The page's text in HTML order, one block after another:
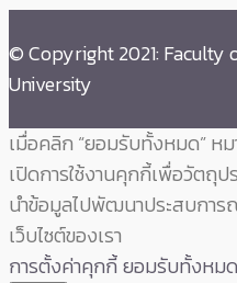
© Copyright 2021: Faculty
University
เมื่อคลิก “ยอมรับทั้งหมด” ห
เปิดการใช้งานคุกกี้เพื่อวัตถุป
นำข้อมูลไปพัฒนาประสบการ
เว็บไซต์ของเรา
การตั้งค่าคุกกี้ยอมรับทั้งหมด